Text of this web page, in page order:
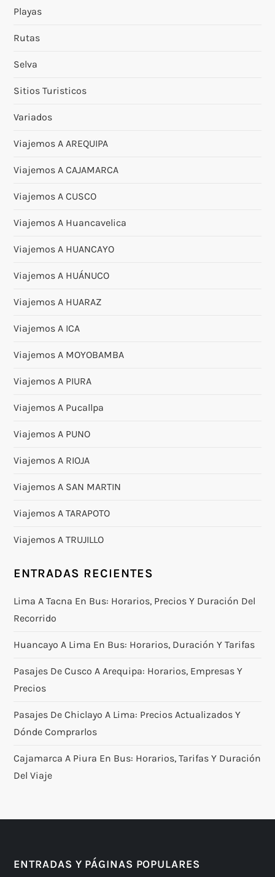
Playas
Rutas
Selva
Sitios Turisticos
Variados
Viajemos A AREQUIPA
Viajemos A CAJAMARCA
Viajemos A CUSCO
Viajemos A Huancavelica
Viajemos A HUANCAYO
Viajemos A HUÁNUCO
Viajemos A HUARAZ
Viajemos A ICA
Viajemos A MOYOBAMBA
Viajemos A PIURA
Viajemos A Pucallpa
Viajemos A PUNO
Viajemos A RIOJA
Viajemos A SAN MARTIN
Viajemos A TARAPOTO
Viajemos A TRUJILLO
ENTRADAS RECIENTES
Lima A Tacna En Bus: Horarios, Precios Y Duración Del
Recorrido
Huancayo A Lima En Bus: Horarios, Duración Y Tarifas
Pasajes De Cusco A Arequipa: Horarios, Empresas Y
Precios
Pasajes De Chiclayo A Lima: Precios Actualizados Y
Dónde Comprarlos
Cajamarca A Piura En Bus: Horarios, Tarifas Y Duración
Del Viaje
ENTRADAS Y PÁGINAS POPULARES